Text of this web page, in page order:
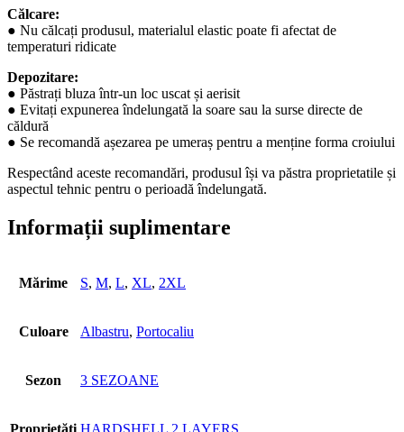
Călcare:
● Nu călcați produsul, materialul elastic poate fi afectat de
temperaturi ridicate
Depozitare:
● Păstrați bluza într-un loc uscat și aerisit
● Evitați expunerea îndelungată la soare sau la surse directe de
căldură
● Se recomandă așezarea pe umeraș pentru a menține forma croiului
Respectând aceste recomandări, produsul își va păstra proprietatile și
aspectul tehnic pentru o perioadă îndelungată.
Informații suplimentare
Mărime S, M, L, XL, 2XL
Culoare Albastru, Portocaliu
Sezon 3 SEZOANE
Proprietăți HARDSHELL 2 LAYERS